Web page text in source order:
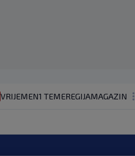
VRIJEMEN1 TEMEREGIJAMAGAZIN